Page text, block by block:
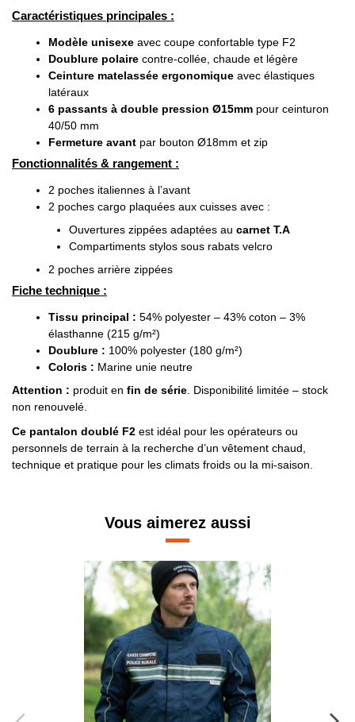
Caractéristiques principales :
Modèle unisexe avec coupe confortable type F2
Doublure polaire contre-collée, chaude et légère
Ceinture matelassée ergonomique avec élastiques
latéraux
6 passants à double pression Ø15mm pour ceinturon
40/50 mm
Fermeture avant par bouton Ø18mm et zip
Fonctionnalités & rangement :
2 poches italiennes à l’avant
2 poches cargo plaquées aux cuisses avec :
Ouvertures zippées adaptées au carnet T.A
Compartiments stylos sous rabats velcro
2 poches arrière zippées
Fiche technique :
Tissu principal : 54% polyester – 43% coton – 3%
élasthanne (215 g/m²)
Doublure : 100% polyester (180 g/m²)
Coloris : Marine unie neutre
Attention : produit en fin de série . Disponibilité limitée – stock
non renouvelé.
Ce pantalon doublé F2 est idéal pour les opérateurs ou
personnels de terrain à la recherche d’un vêtement chaud,
technique et pratique pour les climats froids ou la mi-saison.
Vous aimerez aussi